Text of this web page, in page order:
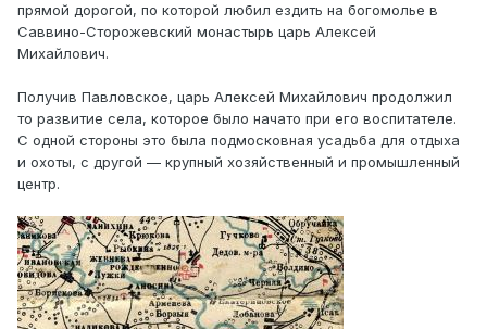
прямой дорогой, по которой любил ездить на богомолье в
Саввино-Сторожевский монастырь царь Алексей
Михайлович.
Получив Павловское, царь Алексей Михайлович продолжил
то развитие села, которое было начато при его воспитателе.
С одной стороны это была подмосковная усадьба для отдыха
и охоты, с другой — крупный хозяйственный и промышленный
центр.